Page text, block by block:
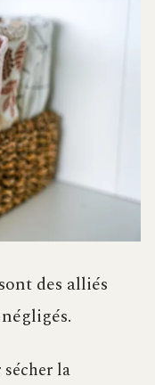
des alliés
la